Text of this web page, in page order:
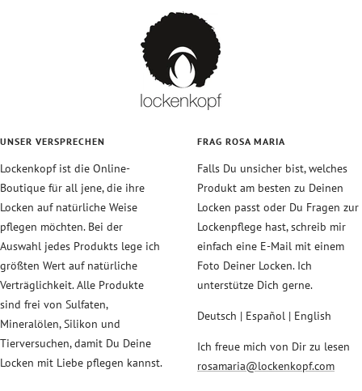
UNSER VERSPRECHEN
Lockenkopf ist die Online-
Boutique für all jene, die ihre
Locken auf natürliche Weise
pflegen möchten. Bei der
Auswahl jedes Produkts lege ich
größten Wert auf natürliche
Verträglichkeit. Alle Produkte
sind frei von Sulfaten,
Mineralölen, Silikon und
Tierversuchen, damit Du Deine
Locken mit Liebe pflegen kannst.
FRAG ROSA MARIA
Falls Du unsicher bist, welches
Produkt am besten zu Deinen
Locken passt oder Du Fragen zur
Lockenpflege hast, schreib mir
einfach eine E-Mail mit einem
Foto Deiner Locken. Ich
unterstütze Dich gerne.
Deutsch | Español | English
Ich freue mich von Dir zu lesen
rosamaria@lockenkopf.com